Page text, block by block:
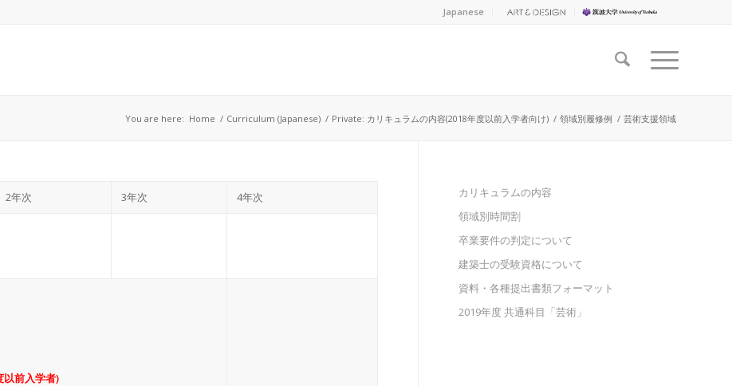
Japanese
You are here: Home / Curriculum (Japanese) / Private: カリキュラムの内容(2018年度以前入学者向け) / 領域別履修例 / 芸術支援領域
2年次 3年次 4年次
以前入学者)
カリキュラムの内容
領域別時間割
卒業要件の判定について
建築士の受験資格について
資料・各種提出書類フォーマット
2019年度 共通科目「芸術」